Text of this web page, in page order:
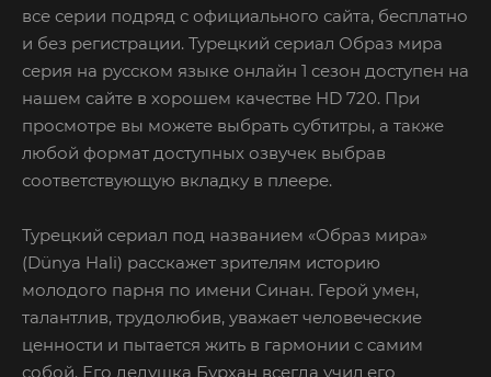
все серии подряд с официального сайта, бесплатно
и без регистрации. Турецкий сериал Образ мира
серия на русском языке онлайн 1 сезон доступен на
нашем сайте в хорошем качестве HD 720. При
просмотре вы можете выбрать субтитры, а также
любой формат доступных озвучек выбрав
соответствующую вкладку в плеере.
Турецкий сериал под названием «Образ мира»
(Dünya Hali) расскажет зрителям историю
молодого парня по имени Синан. Герой умен,
талантлив, трудолюбив, уважает человеческие
ценности и пытается жить в гармонии с самим
собой. Его дедушка Бурхан всегда учил его